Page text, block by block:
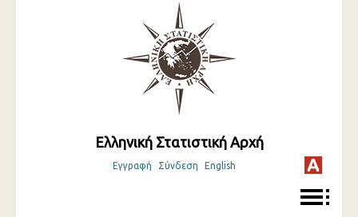
Ελληνική Στατιστική Αρχή
Εγγραφή Σύνδεση English